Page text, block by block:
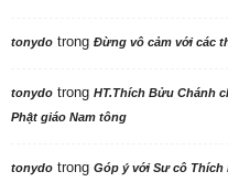
tonydo trong Đừng vô cảm với các
tonydo trong HT.Thích Bửu Chánh
Phật giáo Nam tông
tonydo trong Góp ý với Sư cô Thích